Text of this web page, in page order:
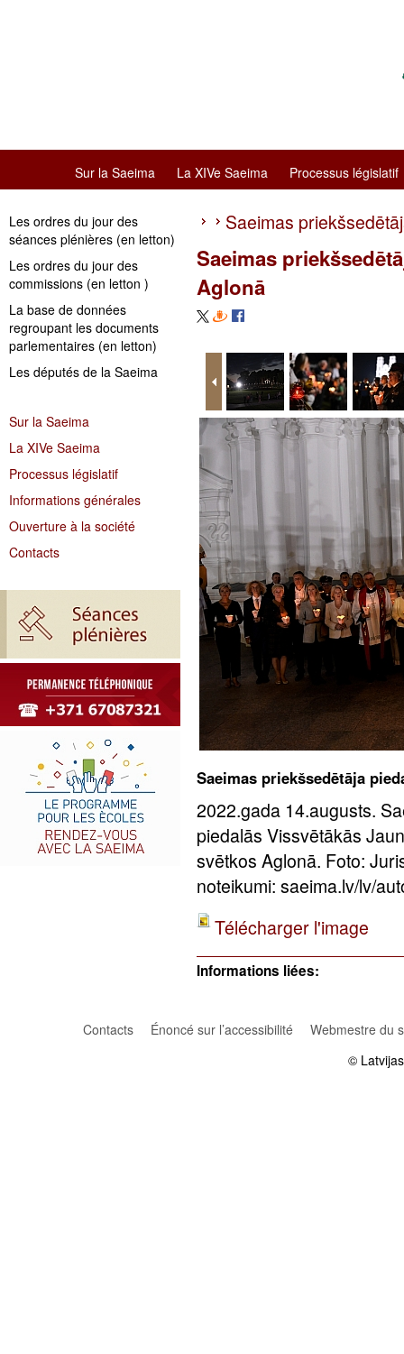
Sur la Saeima La XIVe Saeima Processus législatif
Les ordres du jour des
séances plénières (en letton)
Les ordres du jour des
commissions (en letton )
La base de données
regroupant les documents
parlementaires (en letton)
Les députés de la Saeima
Sur la Saeima
La XIVe Saeima
Processus législatif
Informations générales
Ouverture à la société
Contacts
Saeimas
Saeimas
Aglonā
Saeimas priekšsedētāja
2022.gada 14.augusts.
piedalās Vissvētākās
svētkos Aglonā. Foto:
noteikumi: saeima.lv/lv/
Télécharger l'image
Informations liées:
Contacts Énoncé sur l’accessibilité
Webmestre du
©